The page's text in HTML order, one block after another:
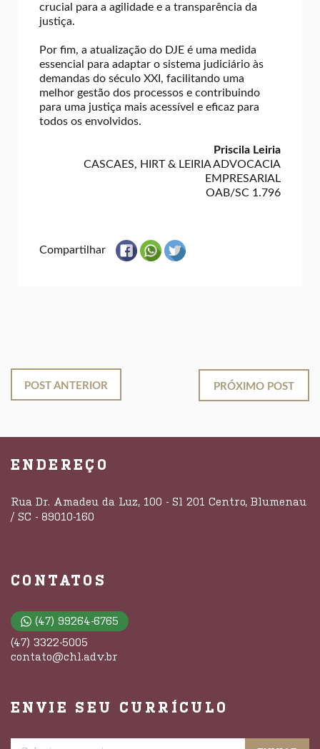
crucial para a agilidade e a transparência da
justiça.
Por fim, a atualização do DJE é uma medida
essencial para adaptar o sistema judiciário às
demandas do século XXI, facilitando uma
melhor gestão dos processos e contribuindo
para uma justiça mais acessível e eficaz para
todos os envolvidos.
Priscila Leiria
CASCAES, HIRT & LEIRIA ADVOCACIA
EMPRESARIAL
OAB/SC 1.796
Compartilhar
POST ANTERIOR PRÓXIMO POST
ENDEREÇO
Rua Dr. Amadeu da Luz, 100 - Sl 201 Centro, Blumenau
/ SC - 89010-160
CONTATOS
(47) 99264-6765
(47) 3322-5005
contato@chl.adv.br
ENVIE SEU CURRÍCULO